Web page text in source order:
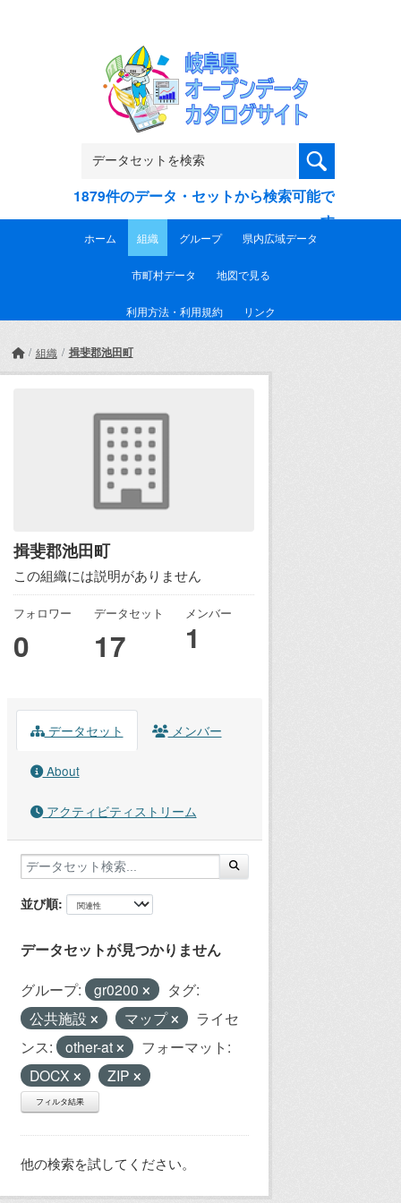
1879件のデータ・セットから検索可能で
す
ホーム 組織 グループ 県内広域データ
市町村データ 地図で見る
利用方法・利用規約 リンク
組織 揖斐郡池田町
揖斐郡池田町
この組織には説明がありません
フォロワー
0
データセット
17
メンバー
1
データセット メンバー
About
アクティビティストリーム
並び順
データセットが見つかりません
グループ: gr0200
タグ:
公共施設
マップ
ライセ
ンス:
other-at
フォーマット:
DOCX
ZIP
フィルタ結果
他の検索を試してください。